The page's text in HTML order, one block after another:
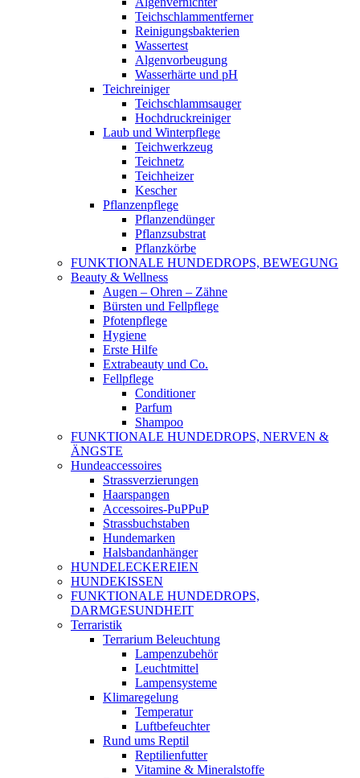
Teichschlammentferner
Reinigungsbakterien
Wassertest
Algenvorbeugung
Wasserhärte und pH
Teichreiniger
Teichschlammsauger
Hochdruckreiniger
Laub und Winterpflege
Teichwerkzeug
Teichnetz
Teichheizer
Kescher
Pflanzenpflege
Pflanzendünger
Pflanzsubstrat
Pflanzkörbe
FUNKTIONALE HUNDEDROPS, BEWEGUNG
Beauty & Wellness
Augen – Ohren – Zähne
Bürsten und Fellpflege
Pfotenpflege
Hygiene
Erste Hilfe
Extrabeauty und Co.
Fellpflege
Conditioner
Parfum
Shampoo
FUNKTIONALE HUNDEDROPS, NERVEN &
ÄNGSTE
Hundeaccessoires
Strassverzierungen
Haarspangen
Accessoires-PuPPuP
Strassbuchstaben
Hundemarken
Halsbandanhänger
HUNDELECKEREIEN
HUNDEKISSEN
FUNKTIONALE HUNDEDROPS,
DARMGESUNDHEIT
Terraristik
Terrarium Beleuchtung
Lampenzubehör
Leuchtmittel
Lampensysteme
Klimaregelung
Temperatur
Luftbefeuchter
Rund ums Reptil
Reptilienfutter
Vitamine & Mineralstoffe